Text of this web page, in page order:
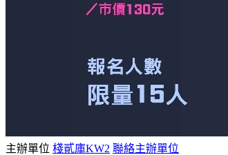
主辦單位 棧貳庫KW2 聯絡主辦單位